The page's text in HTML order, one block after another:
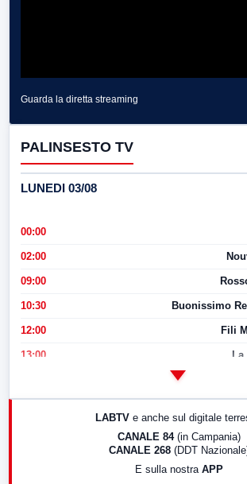
Guarda la diretta streaming
PALINSESTO TV
LUNEDI 03/08
00:00
02:00
09:00
10:30 Buonissimo
12:00 Fili
13:00 La
LABTV e anche sul digitale
CANALE 84 (in Campania)
CANALE 268 (DDT
E sulla nostra APP